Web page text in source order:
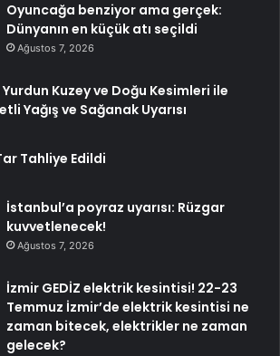
Oyuncağa benziyor ama gerçek:
Dünyanın en küçük atı seçildi
Ağustos 7, 2026
Kuzey ve Doğu Kesimleri ile
Yağış ve Sağanak Uyarısı
Tahliye Edildi
İstanbul’a poyraz uyarısı: Rüzgar
kuvvetlenecek!
Ağustos 7, 2026
İzmir GEDİZ elektrik kesintisi! 22-23
Temmuz İzmir’de elektrik kesintisi ne
zaman bitecek, elektrikler ne zaman
gelecek?